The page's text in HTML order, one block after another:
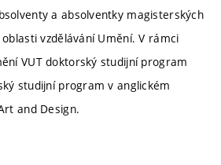
a absolventky magisterských
vzdělávání Umění. V rámci
VUT doktorský studijní program
studijní program v anglickém
and Design.